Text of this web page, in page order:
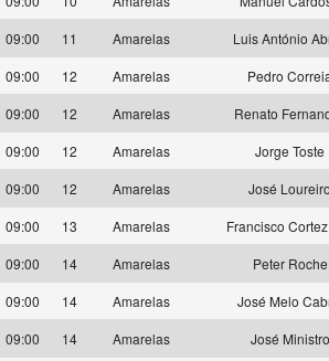
09:00
11 Amarelas
Luis António
09:00
12 Amarelas
Pedro
09:00
12 Amarelas
Renato
09:00
12 Amarelas
Jorge Toste
09:00
12 Amarelas
José
09:00
13 Amarelas
Francisco
09:00
14 Amarelas
Peter Roche
09:00
14 Amarelas
José Melo
09:00
14 Amarelas
José Ministro